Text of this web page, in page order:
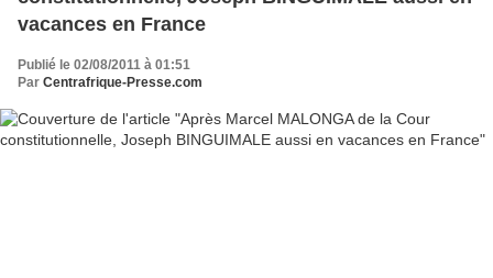
vacances en France
Publié le 02/08/2011 à 01:51
Par Centrafrique-Presse.com